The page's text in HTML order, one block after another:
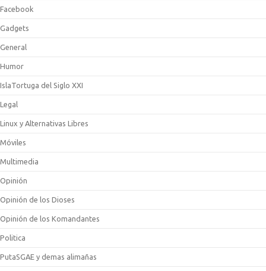
Facebook
Gadgets
General
Humor
IslaTortuga del Siglo XXI
Legal
Linux y Alternativas Libres
Móviles
Multimedia
Opinión
Opinión de los Dioses
Opinión de los Komandantes
Politica
PutaSGAE y demas alimañas